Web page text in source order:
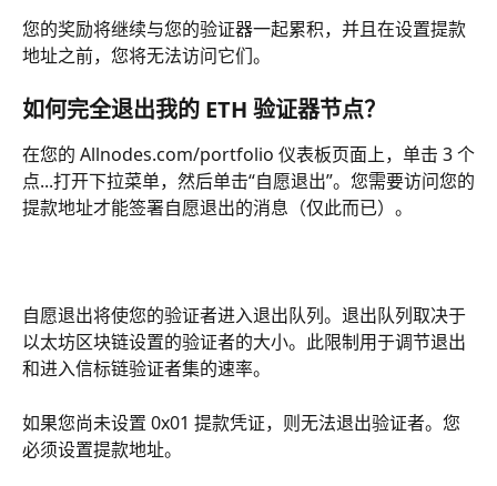
您的奖励将继续与您的验证器一起累积，并且在设置提款
地址之前，您将无法访问它们。
如何完全退出我的 ETH 验证器节点？
在您的 Allnodes.com/portfolio 仪表板页面上，单击 3 个
点...打开下拉菜单，然后单击“自愿退出”。您需要访问您的
提款地址才能签署自愿退出的消息（仅此而已）。
自愿退出将使您的验证者进入退出队列。退出队列取决于
以太坊区块链设置的验证者的大小。此限制用于调节退出
和进入信标链验证者集的速率。
如果您尚未设置 0x01 提款凭证，则无法退出验证者。您
必须设置提款地址。